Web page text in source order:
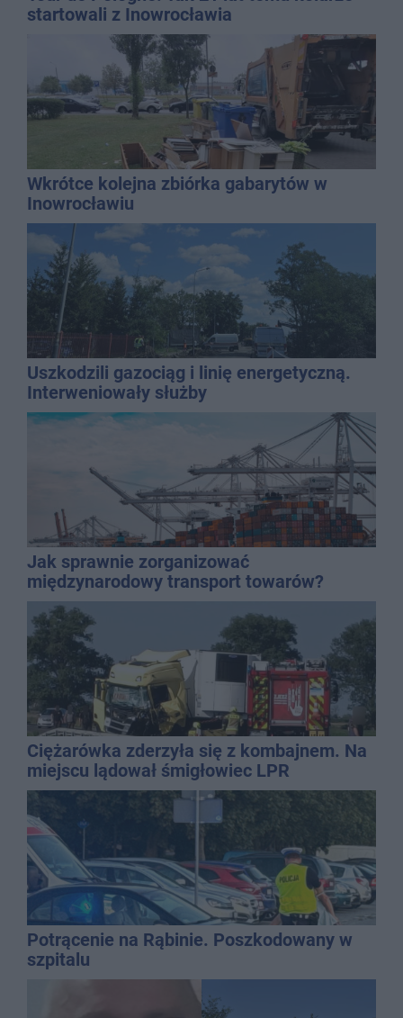
startowali z Inowrocławia
Wkrótce kolejna zbiórka gabarytów w
Inowrocławiu
Uszkodzili gazociąg i linię energetyczną.
Interweniowały służby
Jak sprawnie zorganizować
międzynarodowy transport towarów?
Ciężarówka zderzyła się z kombajnem. Na
miejscu lądował śmigłowiec LPR
Potrącenie na Rąbinie. Poszkodowany w
szpitalu